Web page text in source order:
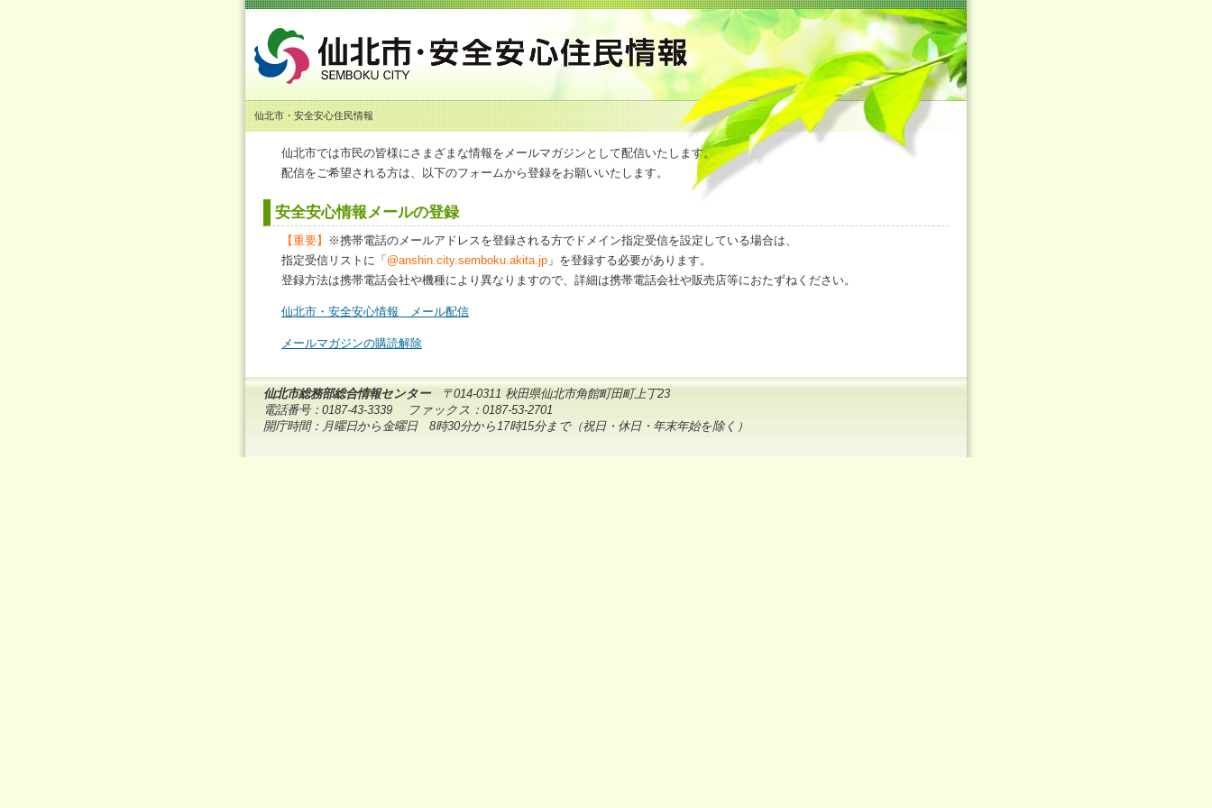
仙北市・安全安心住民情報
仙北市では市民の皆様にさまざまな情報をメールマガジンとして配信いたします。
配信をご希望される方は、以下のフォームから登録をお願いいたします。
安全安心情報メールの登録
【重要】
※携帯電話のメールアドレスを登録される方でドメイン指定受信を設定している場合は、
指定受信リストに「@anshin.city.semboku.akita.jp 」を登録する必要があります。
登録方法は携帯電話会社や機種により異なりますので、詳細は携帯電話会社や販売店等におたずねください。
仙北市・安全安心情報 メール配信
メールマガジンの購読解除
仙北市総務部総合情報センター〒014-0311 秋田県仙北市角館町田町上丁23
電話番号：0187-43-3339 ファックス：0187-53-2701
開庁時間：月曜日から金曜日 8時30分から17時15分まで（祝日・休日・年末年始を除く）